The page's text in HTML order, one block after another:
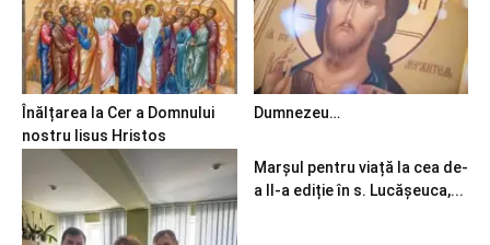
Înălțarea la Cer a Domnului
nostru Iisus Hristos
Dumnezeu…
Marșul pentru viață la cea de-
a II-a ediție în s. Lucășeuca,...